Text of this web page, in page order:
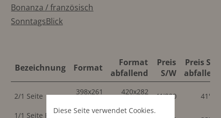
Bonanza / französisch
SonntagsBlick
Bezeichnung Format
Format
abfallend
Preis
S/W
Preis S/
2/1 Seite
398x261
420x282
41'800
1/1 Seite Publi-
189x261
210x282
Diese Seite verwendet Cookies.